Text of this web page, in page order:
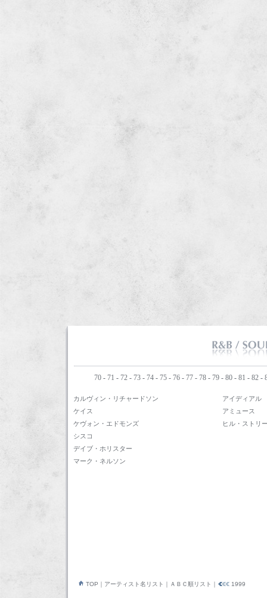
70 - 71 - 72 - 73 - 74 - 75 - 76 - 77 - 78 - 79 - 80 - 81 - 82 -
カルヴィン・リチャードソン
ケイス
ケヴォン・エドモンズ
シスコ
デイブ・ホリスター
マーク・ネルソン
アイディアル
アミュース
ヒル・ストリ
TOP アーティスト名リスト ＡＢＣ順リスト 1999